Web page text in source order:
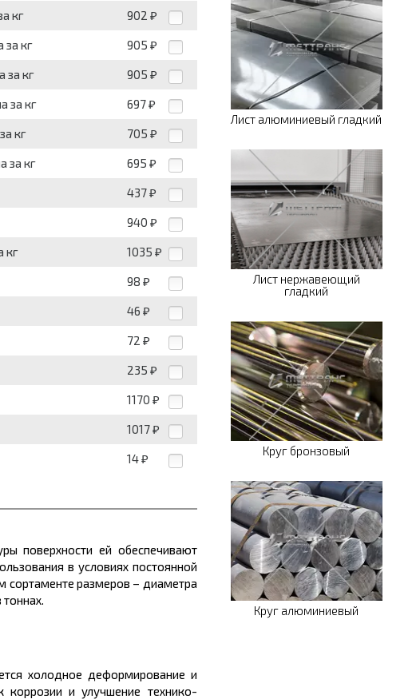
кг 902 ₽
за кг 905 ₽
за кг 905 ₽
за кг 697 ₽
кг 705 ₽
за кг 695 ₽
437 ₽
940 ₽
кг 1035 ₽
98 ₽
46 ₽
72 ₽
235 ₽
1170 ₽
1017 ₽
14 ₽
поверхности ей обеспечивают
в условиях постоянной
сортаменте размеров – диаметра
тоннах.
холодное деформирование и
коррозии и улучшение технико-
Лист алюминиевый гладкий
Лист нержавеющий
гладкий
Круг бронзовый
Круг алюминиевый